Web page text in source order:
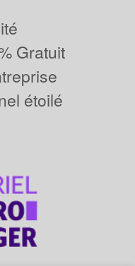
Gratuit
étoilé